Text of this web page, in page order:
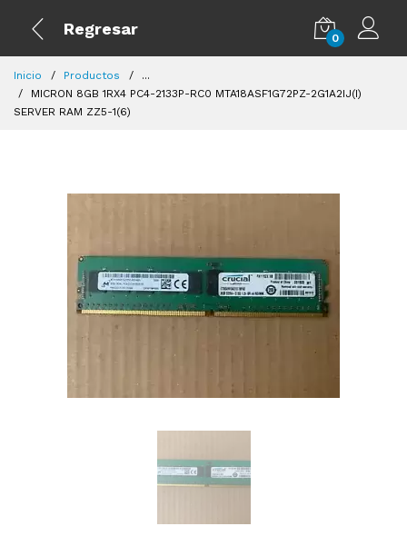
Regresar
0
Inicio Productos
...
MICRON 8GB 1RX4 PC4-2133P-RC0 MTA18ASF1G72PZ-2G1A2IJ(I)
SERVER RAM ZZ5-1(6)